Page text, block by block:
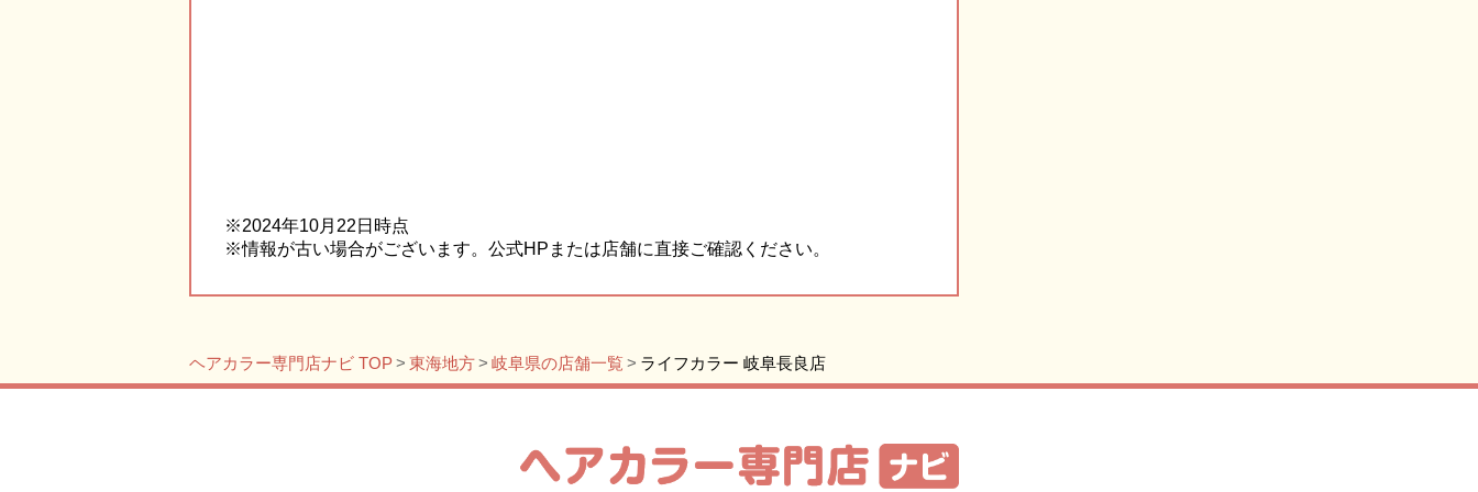
※2024年10月22日時点
※情報が古い場合がございます。公式HPまたは店舗に直接ご確認ください。
ヘアカラー専門店ナビ TOP 東海地方 岐阜県の店舗一覧 ライフカラー 岐阜長良店